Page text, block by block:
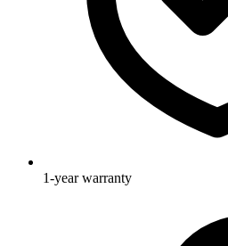
1-year warranty